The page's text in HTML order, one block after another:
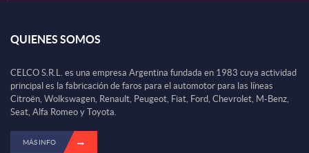
QUIENES SOMOS
CELCO S.R.L. es una empresa Argentina fundada en 1983 cuya actividad
principal es la fabricación de faros para el automotor para las líneas
Citroën, Wolkswagen, Renault, Peugeot, Fiat, Ford, Chevrolet, M-Benz,
Seat, Alfa Romeo y Toyota.
MÁS INFO